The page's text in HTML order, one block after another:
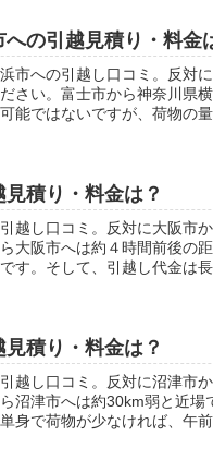
の引越見積り・料金
市への引越し口コミ。反対
さい。富士市から神奈川県
能ではないですが、荷物の量
積り・料金は？
越し口コミ。反対に大阪市
大阪市へは約４時間前後の
す。そして、引越し代金は長
積り・料金は？
越し口コミ。反対に沼津市
沼津市へは約30km弱と近場
身で荷物が少なければ、午前